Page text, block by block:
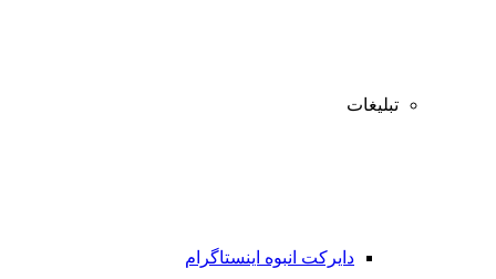
تبلیغات
دایرکت انبوه اینستاگرام